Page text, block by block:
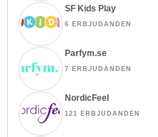
SF Kids Play
6 ERBJUDANDEN
Parfym.se
7 ERBJUDANDEN
NordicFeel
121 ERBJUDANDEN